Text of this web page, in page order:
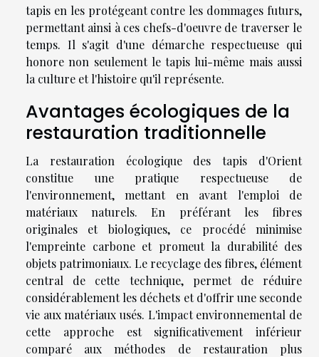
tapis en les protégeant contre les dommages futurs,
permettant ainsi à ces chefs-d'oeuvre de traverser le
temps. Il s'agit d'une démarche respectueuse qui
honore non seulement le tapis lui-même mais aussi
la culture et l'histoire qu'il représente.
Avantages écologiques de la
restauration traditionnelle
La restauration écologique des tapis d'Orient
constitue une pratique respectueuse de
l'environnement, mettant en avant l'emploi de
matériaux naturels. En préférant les fibres
originales et biologiques, ce procédé minimise
l'empreinte carbone et promeut la durabilité des
objets patrimoniaux. Le recyclage des fibres, élément
central de cette technique, permet de réduire
considérablement les déchets et d'offrir une seconde
vie aux matériaux usés. L'impact environnemental de
cette approche est significativement inférieur
comparé aux méthodes de restauration plus